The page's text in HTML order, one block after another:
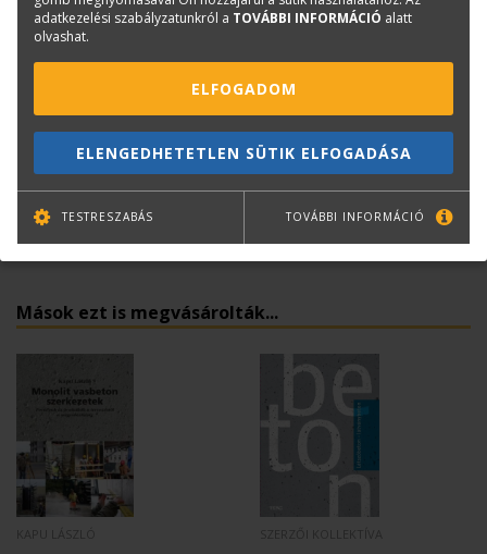
Kérdése van?
Bernáth Klára
Könyvesboltvezető
+36 70 670 5194
Mások ezt is megvásárolták...
adatkezelési szabályzatunkról a TOVÁBBI INFORMÁCIÓ alatt
olvashat.
ELFOGADOM
ELENGEDHETETLEN SÜTIK ELFOGADÁSA
TESTRESZABÁS TOVÁBBI INFORMÁCIÓ